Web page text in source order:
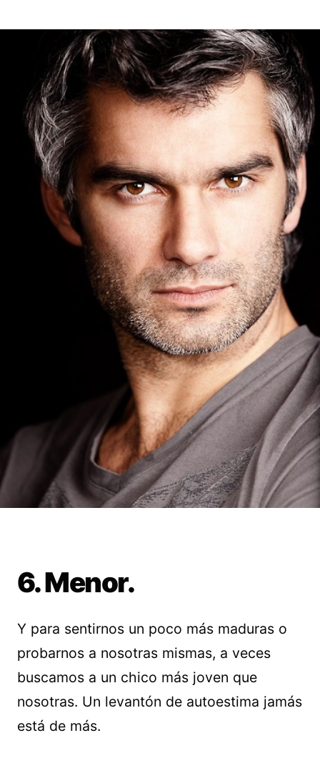
6. Menor.
Y para sentirnos un poco más maduras o
probarnos a nosotras mismas, a veces
buscamos a un chico más joven que
nosotras. Un levantón de autoestima jamás
está de más.